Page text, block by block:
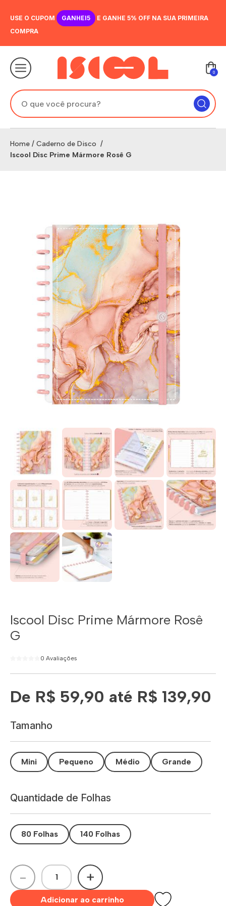
USE O CUPOM GANHEI5
E GANHE 5% OFF NA SUA PRIMEIRA
COMPRA
0
Home / Caderno de Disco /
Iscool Disc Prime Mármore Rosê G
Iscool Disc Prime Mármore Rosê
G
0 Avaliações
De R$ 59,90 até R$ 139,90
Tamanho
Mini Pequeno Médio Grande
Quantidade de Folhas
80 Folhas 140 Folhas
- +
Adicionar ao carrinho